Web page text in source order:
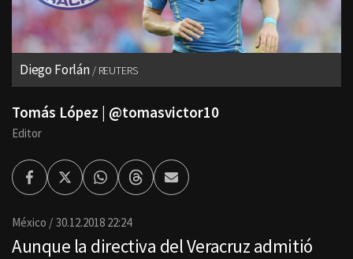
Diego Forlán REUTERS
Tomás López | @tomasvictor10
Editor
FacebookTwitterWhatsappThreadsEnviar
por
México 30.12.2018 22:24
Aunque la directiva del Veracruz admitió